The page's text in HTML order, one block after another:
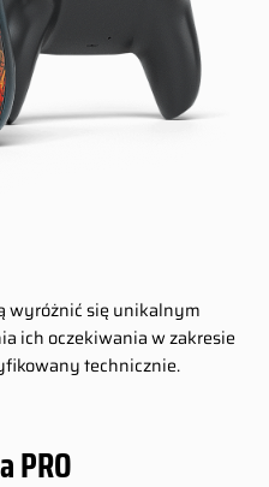
wyróżnić się unikalnym
ich oczekiwania w zakresie
technicznie.
PRO